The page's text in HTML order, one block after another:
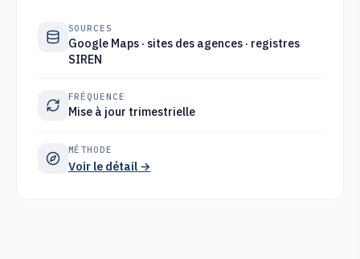
SOURCES
Google Maps · sites des agences · registres
SIREN
FRÉQUENCE
Mise à jour trimestrielle
MÉTHODE
Voir le détail →